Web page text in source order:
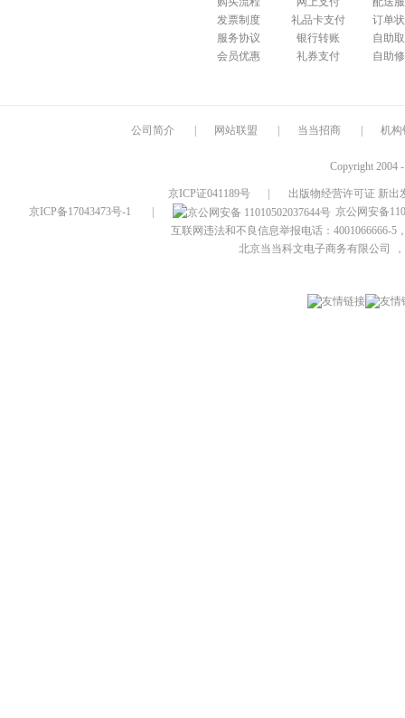
发票制度
服务协议
会员优惠
礼品卡支付
银行转账
礼券支付
订单
自助
自助
公司简介 网站联盟 当当招商 机构
Copyright 2004
京ICP证041189号
出版物经营许可证 新出
京ICP备17043473号-1
京公网安备
互联网违法和不良信息举报电话：4001066666-5
北京当当科文电子商务有限公司